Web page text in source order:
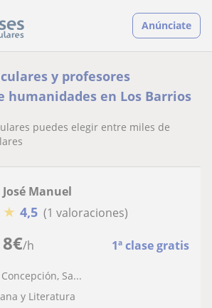
Anúnciate
y profesores
humanidades en Los Barrios
puedes elegir entre miles de
8€/h 1ª clase gratis
José Manuel
★ 4,5 (1 valoraciones)
Sa...
y Literatura